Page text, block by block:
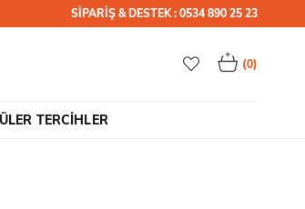
SİPARİŞ & DESTEK : 0534 890 25 23
0
TERCİHLER